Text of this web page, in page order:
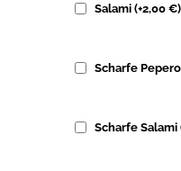
Salami (+2,00 €)
Scharfe
Scharfe Salami